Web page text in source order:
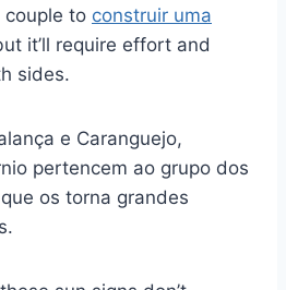
couple to construir uma
it’ll require effort and
sides.
e Caranguejo,
pertencem ao grupo dos
os torna grandes